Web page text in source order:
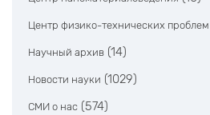
Центр физико-технических
Научный архив (14)
Новости науки (1029)
СМИ о нас (574)